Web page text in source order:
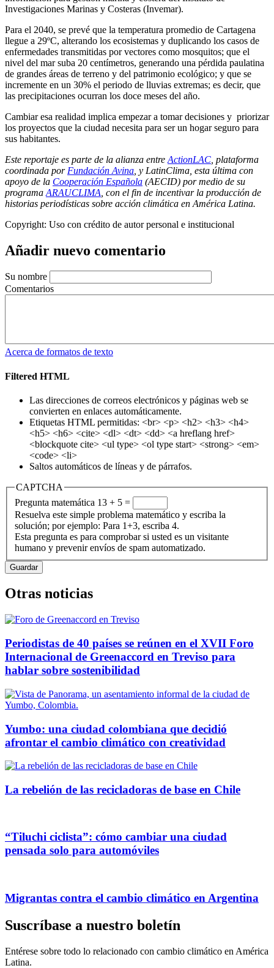
Investigaciones Marinas y Costeras (Invemar).
Para el 2040, se prevé que la temperatura promedio de Cartagena
llegue a 29ºC, alterando los ecosistemas y duplicando los casos de
enfermedades transmitidas por vectores como mosquitos; que el
nivel del mar suba 20 centímetros, generando una pérdida paulatina
de grandes áreas de terreno y del patrimonio ecológico; y que se
incremente en un 30% el periodo de lluvias extremas; es decir, que
las precipitaciones ocurran los doce meses del año.
Cambiar esa realidad implica empezar a tomar decisiones y priorizar
los proyectos que la ciudad necesita para ser un hogar seguro para
sus habitantes.
Este reportaje es parte de la alianza entre ActionLAC , plataforma
coordinada por Fundación Avina , y LatinClima, esta última con
apoyo de la Cooperación Española (AECID) por medio de su
programa ARAUCLIMA , con el fin de incentivar la producción de
historias periodísticas sobre acción climática en América Latina.
Copyright: Uso con crédito de autor personal e institucional
Añadir nuevo comentario
Su nombre
Comentarios
Acerca de formatos de texto
Filtered HTML
Las direcciones de correos electrónicos y páginas web se
convierten en enlaces automáticamente.
Etiquetas HTML permitidas: <br> <p> <h2> <h3> <h4>
<h5> <h6> <cite> <dl> <dt> <dd> <a hreflang href>
<blockquote cite> <ul type> <ol type start> <strong> <em>
<code> <li>
Saltos automáticos de líneas y de párrafos.
CAPTCHA
Pregunta matemática 13 + 5 =
Resuelva este simple problema matemático y escriba la
solución; por ejemplo: Para 1+3, escriba 4.
Esta pregunta es para comprobar si usted es un visitante
humano y prevenir envíos de spam automatizado.
Otras noticias
Periodistas de 40 países se reúnen en el XVII Foro
Internacional de Greenaccord en Treviso para
hablar sobre sostenibilidad
Yumbo: una ciudad colombiana que decidió
afrontar el cambio climático con creatividad
La rebelión de las recicladoras de base en Chile
“Tiluchi ciclista”: cómo cambiar una ciudad
pensada solo para automóviles
Migrantas contra el cambio climático en Argentina
Suscríbase a nuestro boletín
Entérese sobre todo lo relacionado con cambio climático en América
Latina.